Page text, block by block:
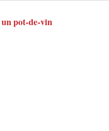
un pot-de-vin